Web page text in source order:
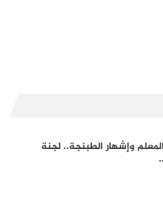
وإشهار الطبنجة.. لجنة